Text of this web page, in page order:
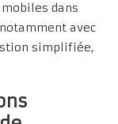
dans
avec
simplifiée,